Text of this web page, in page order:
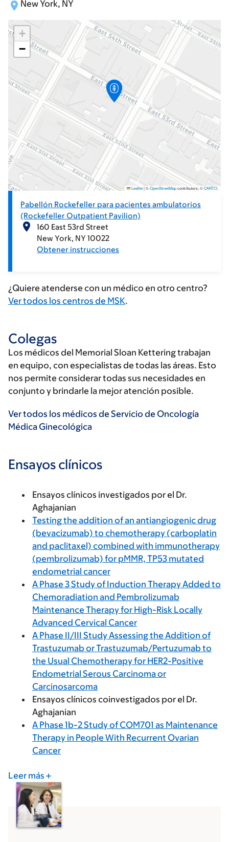
New York, NY
Pabellón Rockefeller para pacientes ambulatorios
(Rockefeller Outpatient Pavilion)
160 East 53rd Street
New York NY 10022
Obtener instrucciones
+
−
Leaflet|©OpenStreetMapcontributors; ©CARTO.
¿Quiere atenderse con un médico en otro centro?
Ver todos los centros de MSK.
Colegas
Los médicos del Memorial Sloan Kettering trabajan
en equipo, con especialistas de todas las áreas. Esto
nos permite considerar todas sus necesidades en
conjunto y brindarle la mejor atención posible.
Ver todos los médicos de Servicio de Oncología
Médica Ginecológica
Ensayos clínicos
Ensayos clínicos investigados por el Dr.
Aghajanian
Testing the addition of an antiangiogenic drug
(bevacizumab) to chemotherapy (carboplatin
and paclitaxel) combined with immunotherapy
(pembrolizumab) for pMMR, TP53 mutated
endometrial cancer
A Phase 3 Study of Induction Therapy Added to
Chemoradiation and Pembrolizumab
Maintenance Therapy for High-Risk Locally
Advanced Cervical Cancer
A Phase II/III Study Assessing the Addition of
Trastuzumab or Trastuzumab/Pertuzumab to
the Usual Chemotherapy for HER2-Positive
Endometrial Serous Carcinoma or
Carcinosarcoma
Ensayos clínicos coinvestigados por el Dr.
Aghajanian
A Phase 1b-2 Study of COM701 as Maintenance
Therapy in People With Recurrent Ovarian
Cancer
Leer más